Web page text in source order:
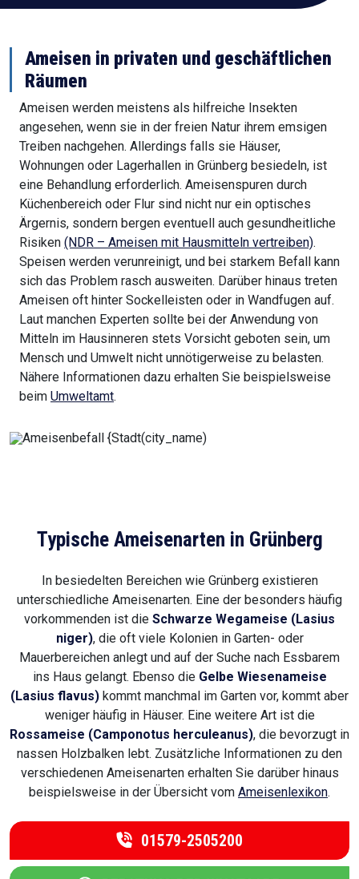
Ameisen in privaten und geschäftlichen
Räumen
Ameisen werden meistens als hilfreiche Insekten
angesehen, wenn sie in der freien Natur ihrem emsigen
Treiben nachgehen. Allerdings falls sie Häuser,
Wohnungen oder Lagerhallen in Grünberg besiedeln, ist
eine Behandlung erforderlich. Ameisenspuren durch
Küchenbereich oder Flur sind nicht nur ein optisches
Ärgernis, sondern bergen eventuell auch gesundheitliche
Risiken (NDR – Ameisen mit Hausmitteln vertreiben).
Speisen werden verunreinigt, und bei starkem Befall kann
sich das Problem rasch ausweiten. Darüber hinaus treten
Ameisen oft hinter Sockelleisten oder in Wandfugen auf.
Laut manchen Experten sollte bei der Anwendung von
Mitteln im Hausinneren stets Vorsicht geboten sein, um
Mensch und Umwelt nicht unnötigerweise zu belasten.
Nähere Informationen dazu erhalten Sie beispielsweise
beim Umweltamt.
Typische Ameisenarten in Grünberg
In besiedelten Bereichen wie Grünberg existieren
unterschiedliche Ameisenarten. Eine der besonders häufig
vorkommenden ist die Schwarze Wegameise (Lasius
niger), die oft viele Kolonien in Garten- oder
Mauerbereichen anlegt und auf der Suche nach Essbarem
ins Haus gelangt. Ebenso die Gelbe Wiesenameise
(Lasius flavus) kommt manchmal im Garten vor, kommt aber
weniger häufig in Häuser. Eine weitere Art ist die
Rossameise (Camponotus herculeanus), die bevorzugt in
nassen Holzbalken lebt. Zusätzliche Informationen zu den
verschiedenen Ameisenarten erhalten Sie darüber hinaus
beispielsweise in der Übersicht vom Ameisenlexikon.
01579-2505200